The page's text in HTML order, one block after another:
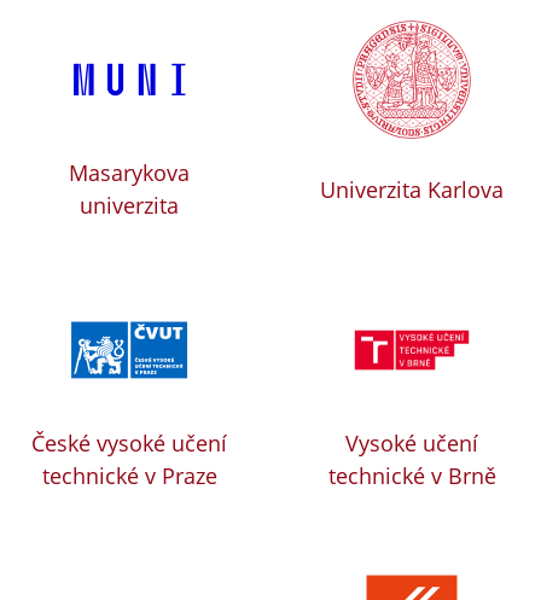
Masarykova
univerzita
Univerzita Karlova
České vysoké učení
technické v Praze
Vysoké učení
technické v Brně